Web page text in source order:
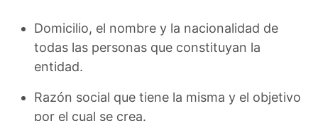
Domicilio, el nombre y la nacionalidad de
todas las personas que constituyan la
entidad.
Razón social que tiene la misma y el objetivo
por el cual se crea.